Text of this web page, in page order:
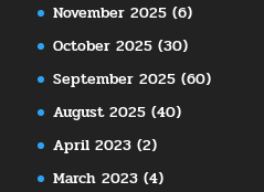
November 2025 (6)
October 2025 (30)
September 2025 (60)
August 2025 (40)
April 2023 (2)
March 2023 (4)